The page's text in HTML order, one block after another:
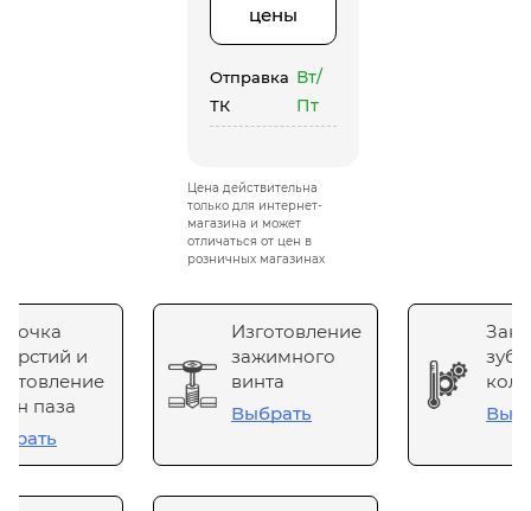
цены
Отправка
ТК
Вт/
Пт
Цена действительна
только для интернет-
магазина и может
отличаться от цен в
розничных магазинах
и
паза
Изготовление
зажимного
винта
Выбрать